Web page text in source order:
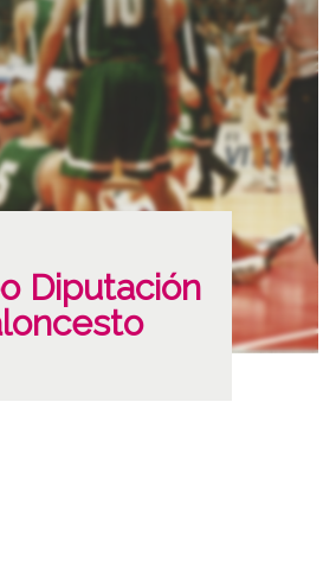
Diputación